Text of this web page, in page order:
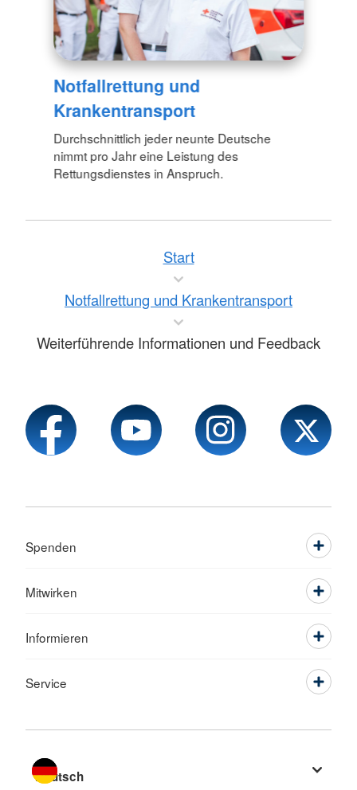
Notfallrettung und
Krankentransport
Durchschnittlich jeder neunte Deutsche
nimmt pro Jahr eine Leistung des
Rettungsdienstes in Anspruch.
Start
Notfallrettung und Krankentransport
Weiterführende Informationen und Feedback
Spenden
Mitwirken
Informieren
Service
Sprache wechseln zu